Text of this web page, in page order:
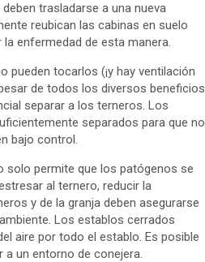
trasladarse a una nueva
reubican las cabinas en suelo
enfermedad de esta manera.
tocarlos (¡y hay ventilación
de todos los diversos beneficios
separar a los terneros. Los
separados para que no
bajo control.
solo permite que los patógenos se
al ternero, reducir la
y de la granja deben asegurarse
Los establos cerrados
aire por todo el establo. Es posible
un entorno de conejera.